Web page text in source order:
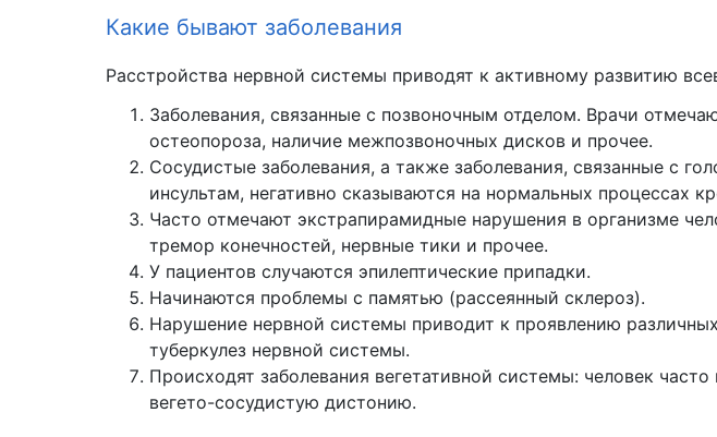
Какие бывают заболевания
Расстройства нервной системы приводят к активному развитию
Заболевания, связанные с позвоночным отделом. Врачи
остеопороза, наличие межпозвоночных дисков и прочее.
Сосудистые заболевания, а также заболевания, связанные с
инсультам, негативно сказываются на нормальных процессах
Часто отмечают экстрапирамидные нарушения в организме
тремор конечностей, нервные тики и прочее.
У пациентов случаются эпилептические припадки.
Начинаются проблемы с памятью (рассеянный склероз).
Нарушение нервной системы приводит к проявлению
туберкулез нервной системы.
Происходят заболевания вегетативной системы: человек
вегето-сосудистую дистонию.